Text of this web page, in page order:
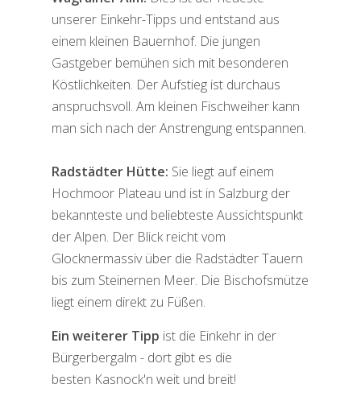
unserer Einkehr-Tipps und entstand aus
einem kleinen Bauernhof. Die jungen
Gastgeber bemühen sich mit besonderen
Köstlichkeiten. Der Aufstieg ist durchaus
anspruchsvoll. Am kleinen Fischweiher kann
man sich nach der Anstrengung entspannen.
Radstädter Hütte: Sie liegt auf einem
Hochmoor Plateau und ist in Salzburg der
bekannteste und beliebteste Aussichtspunkt
der Alpen. Der Blick reicht vom
Glocknermassiv über die Radstädter Tauern
bis zum Steinernen Meer. Die Bischofsmütze
liegt einem direkt zu Füßen.
Ein weiterer Tipp ist die Einkehr in der
Bürgerbergalm - dort gibt es die
besten Kasnock'n weit und breit!